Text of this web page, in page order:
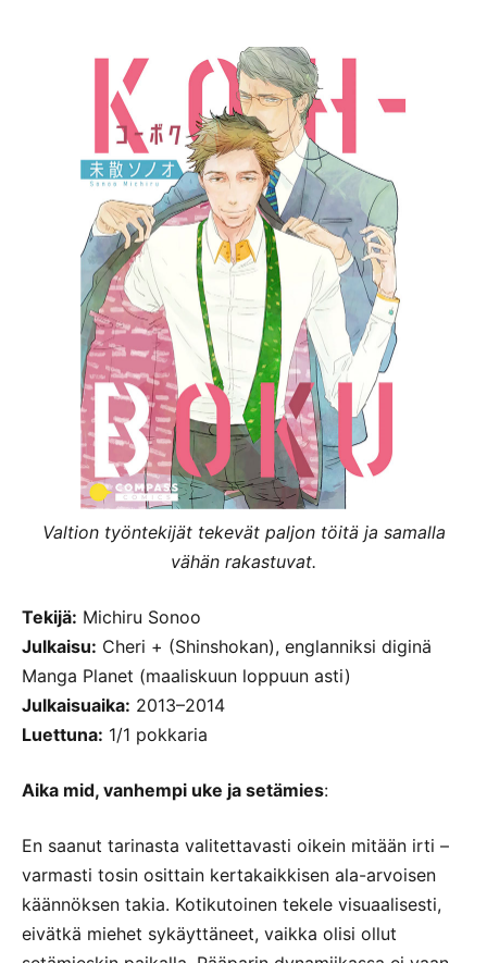
Valtion työntekijät tekevät paljon töitä ja samalla
vähän rakastuvat.
Tekijä: Michiru Sonoo
Julkaisu: Cheri + (Shinshokan), englanniksi diginä
Manga Planet (maaliskuun loppuun asti)
Julkaisuaika: 2013–2014
Luettuna: 1/1 pokkaria
Aika mid, vanhempi uke ja setämies:
En saanut tarinasta valitettavasti oikein mitään irti –
varmasti tosin osittain kertakaikkisen ala-arvoisen
käännöksen takia. Kotikutoinen tekele visuaalisesti,
eivätkä miehet sykäyttäneet, vaikka olisi ollut